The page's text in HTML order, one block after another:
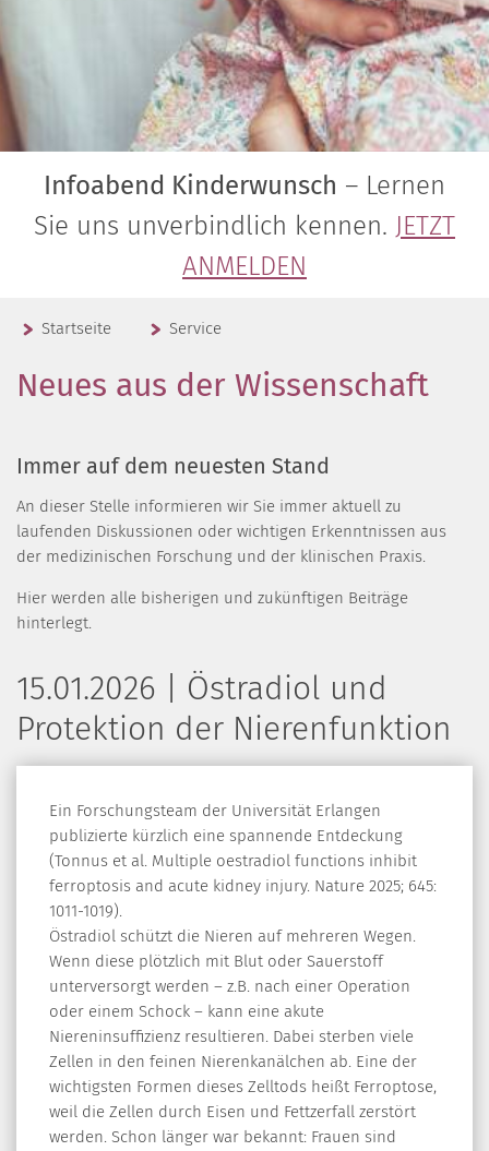
Infoabend Kinderwunsch – Lernen
Sie uns unverbindlich kennen. JETZT
ANMELDEN
Startseite Service
Neues aus der Wissenschaft
Immer auf dem neuesten Stand
An dieser Stelle informieren wir Sie immer aktuell zu
laufenden Diskussionen oder wichtigen Erkenntnissen aus
der medizinischen Forschung und der klinischen Praxis.
Hier werden alle bisherigen und zukünftigen Beiträge
hinterlegt.
15.01.2026 | Östradiol und
Protektion der Nierenfunktion
Ein Forschungsteam der Universität Erlangen
publizierte kürzlich eine spannende Entdeckung
(Tonnus et al. Multiple oestradiol functions inhibit
ferroptosis and acute kidney injury. Nature 2025; 645:
1011-1019).
Östradiol schützt die Nieren auf mehreren Wegen.
Wenn diese plötzlich mit Blut oder Sauerstoff
unterversorgt werden – z.B. nach einer Operation
oder einem Schock – kann eine akute
Niereninsuffizienz resultieren. Dabei sterben viele
Zellen in den feinen Nierenkanälchen ab. Eine der
wichtigsten Formen dieses Zelltods heißt Ferroptose,
weil die Zellen durch Eisen und Fettzerfall zerstört
werden. Schon länger war bekannt: Frauen sind